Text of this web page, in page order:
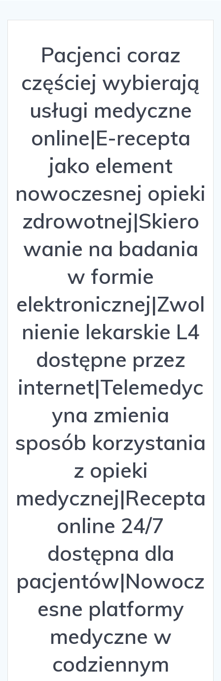
Pacjenci coraz
częściej wybierają
usługi medyczne
online|E-recepta
jako element
nowoczesnej opieki
zdrowotnej|Skiero
wanie na badania
w formie
elektronicznej|Zwol
nienie lekarskie L4
dostępne przez
internet|Telemedyc
yna zmienia
sposób korzystania
z opieki
medycznej|Recepta
online 24/7
dostępna dla
pacjentów|Nowocz
esne platformy
medyczne w
codziennym